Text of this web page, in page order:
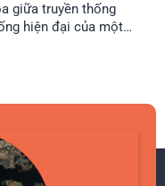
giữa truyền thống
hiện đại của một